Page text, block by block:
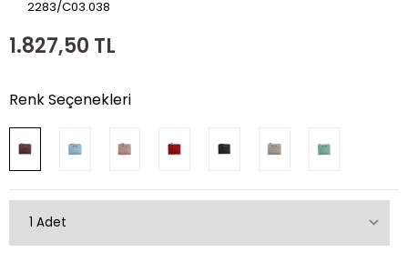
2283/C03.038
1.827,50 TL
Renk Seçenekleri